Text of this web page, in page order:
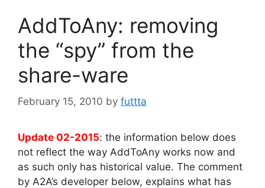
AddToAny: removing
the “spy” from the
share-ware
February 15, 2010 by futtta
Update 02-2015: the information below does
not reflect the way AddToAny works now and
as such only has historical value. The comment
by A2A’s developer below, explains what has